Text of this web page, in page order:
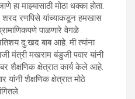
पवार, माजी
दातार, माजी
भालेराव यांच्या
परिषदेत
माझ्यासाठी मोठा धक्का होता.
रणपिसे यांच्याकडून हमखास
पाळणारे वेगळे
दु:खद बाब आहे. मी त्यांना
मंत्री मखराम बंडुजी पवार यांनी
शैक्षणिक क्षेत्रात कार्य केले आहे.
यांनी शैक्षणिक क्षेत्रात मोठे